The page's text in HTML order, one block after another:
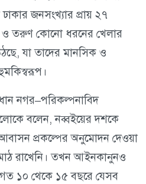
জনসংখ্যার প্রায় ২৭
তরুণ কোনো ধরনের খেলার
যা তাদের মানসিক ও
নগর–পরিকল্পনাবিদ
বলেন, নব্বইয়ের দশকে
প্রকল্পের অনুমোদন দেওয়া
রাখেনি। তখন আইনকানুনও
১০ থেকে ১৫ বছরে যেসব